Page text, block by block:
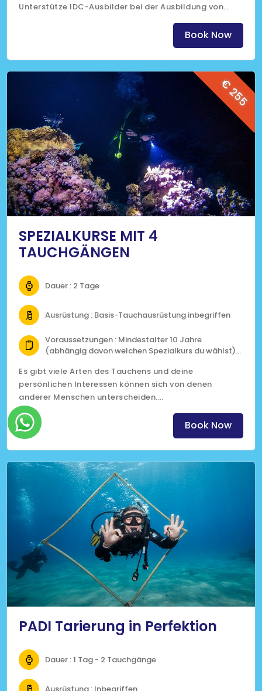
Unterstütze IDC-Ausbilder bei der Ausbildung von
Book Now
€ 255
SPEZIALKURSE MIT 4
TAUCHGÄNGEN
Dauer : 2 Tage
Ausrüstung : Basis-Tauchausrüstung inbegriffen
Voraussetzungen : Mindestalter 10 Jahre
(abhängig davon welchen Spezialkurs du wählst)
Fit zum tauchen gemäss medizinischem
Fragebogen
Es gibt viele Arten des Tauchens und deine
persönlichen Interessen können sich von denen
anderer Menschen unterscheiden.
(Klicke auf das Bild für mehr Informationen)
Book Now
PADI Tarierung in Perfektion
Dauer : 1 Tag - 2 Tauchgänge